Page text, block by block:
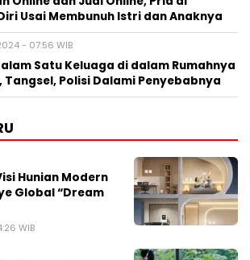
Usai Membunuh Istri dan Anaknya
- 07:56 WIB
Satu Keluaga di dalam Rumahnya
Polisi Dalami Penyebabnya
Hunian Modern
Global “Dream
WIB